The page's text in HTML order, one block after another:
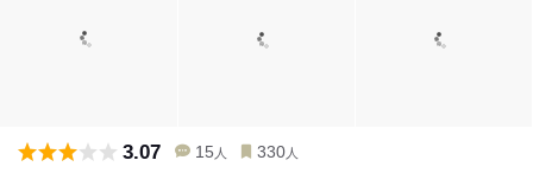
3.07 15 人 330 人